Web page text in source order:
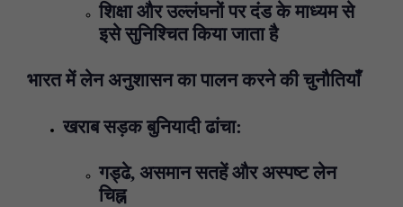
शिक्षा और उल्लंघनों पर दंड के माध्यम से
इसे सुनिश्चित किया जाता है
भारत में लेन अनुशासन का पालन करने की चुनौतियाँ
खराब सड़क बुनियादी ढांचा:
गड्ढे, असमान सतहें और अस्पष्ट लेन
चिह्न